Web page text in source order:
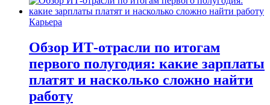
Карьера
Обзор ИТ-отрасли по итогам
первого полугодия: какие зарплаты
платят и насколько сложно найти
работу